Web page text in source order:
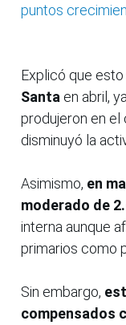
puntos
Explicó que
Santa en abril,
produjeron en el
disminuyó la
Asimismo, en
moderado de
interna aunque
primarios como
Sin embargo,
compensados